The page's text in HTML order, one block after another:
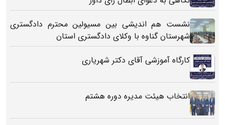
نشست هم اندیشی بین مسیولین محترم دادگستری
شهرستان گناوه با وکلای دادگستری استان
کارگاه آموزشی آقای دکتر شهریاری
انتخاب هیئت مدیره دوره هشتم